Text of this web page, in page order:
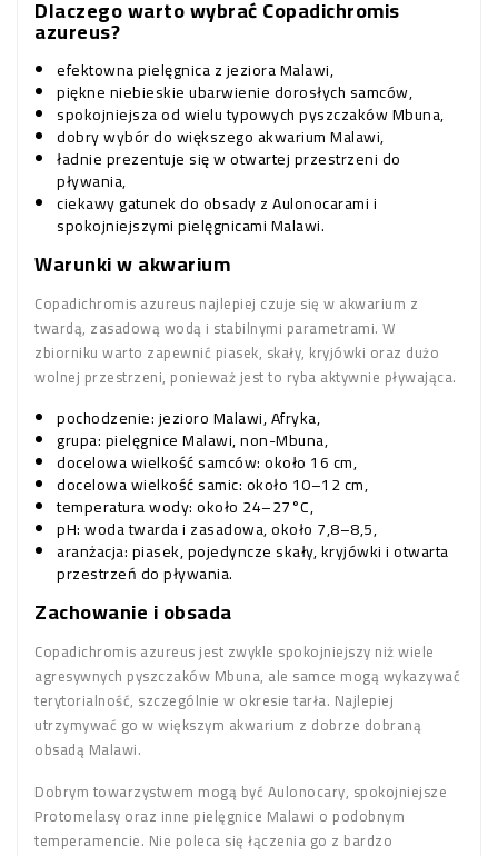
Dlaczego warto wybrać Copadichromis
azureus?
efektowna pielęgnica z jeziora Malawi,
piękne niebieskie ubarwienie dorosłych samców,
spokojniejsza od wielu typowych pyszczaków Mbuna,
dobry wybór do większego akwarium Malawi,
ładnie prezentuje się w otwartej przestrzeni do
pływania,
ciekawy gatunek do obsady z Aulonocarami i
spokojniejszymi pielęgnicami Malawi.
Warunki w akwarium
Copadichromis azureus najlepiej czuje się w akwarium z
twardą, zasadową wodą i stabilnymi parametrami. W
zbiorniku warto zapewnić piasek, skały, kryjówki oraz dużo
wolnej przestrzeni, ponieważ jest to ryba aktywnie pływająca.
pochodzenie: jezioro Malawi, Afryka,
grupa: pielęgnice Malawi, non-Mbuna,
docelowa wielkość samców: około 16 cm,
docelowa wielkość samic: około 10–12 cm,
temperatura wody: około 24–27°C,
pH: woda twarda i zasadowa, około 7,8–8,5,
aranżacja: piasek, pojedyncze skały, kryjówki i otwarta
przestrzeń do pływania.
Zachowanie i obsada
Copadichromis azureus jest zwykle spokojniejszy niż wiele
agresywnych pyszczaków Mbuna, ale samce mogą wykazywać
terytorialność, szczególnie w okresie tarła. Najlepiej
utrzymywać go w większym akwarium z dobrze dobraną
obsadą Malawi.
Dobrym towarzystwem mogą być Aulonocary, spokojniejsze
Protomelasy oraz inne pielęgnice Malawi o podobnym
temperamencie. Nie poleca się łączenia go z bardzo